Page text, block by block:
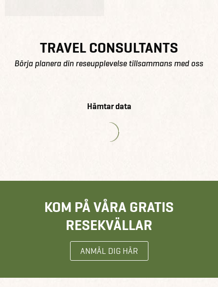
TRAVEL CONSULTANTS
Börja planera din reseupplevelse tillsammans med oss
Hämtar data
KOM PÅ VÅRA GRATIS
RESEKVÄLLAR
ANMÄL DIG HÄR